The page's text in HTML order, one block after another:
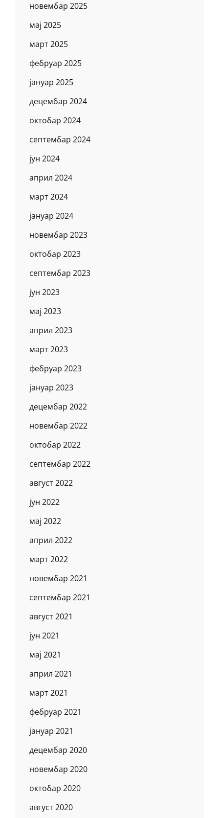
новембар 2025
мај 2025
март 2025
фебруар 2025
јануар 2025
децембар 2024
октобар 2024
септембар 2024
јун 2024
април 2024
март 2024
јануар 2024
новембар 2023
октобар 2023
септембар 2023
јун 2023
мај 2023
април 2023
март 2023
фебруар 2023
јануар 2023
децембар 2022
новембар 2022
октобар 2022
септембар 2022
август 2022
јун 2022
мај 2022
април 2022
март 2022
новембар 2021
септембар 2021
август 2021
јун 2021
мај 2021
април 2021
март 2021
фебруар 2021
јануар 2021
децембар 2020
новембар 2020
октобар 2020
август 2020